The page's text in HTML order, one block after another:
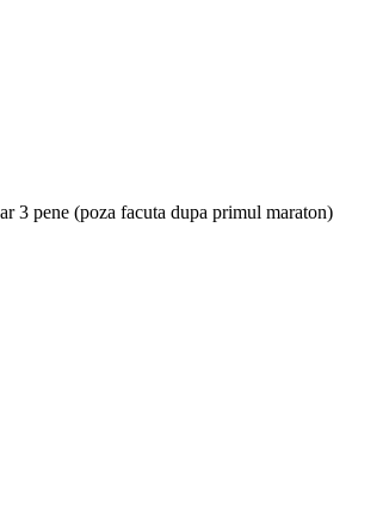
3 pene (poza facuta dupa primul maraton)